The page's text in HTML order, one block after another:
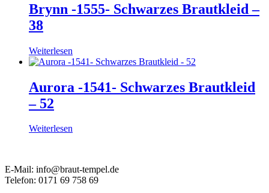
Brynn -1555- Schwarzes Brautkleid –
38
Weiterlesen
Aurora -1541- Schwarzes Brautkleid
– 52
Weiterlesen
E-Mail: info@braut-tempel.de
Telefon: 0171 69 758 69